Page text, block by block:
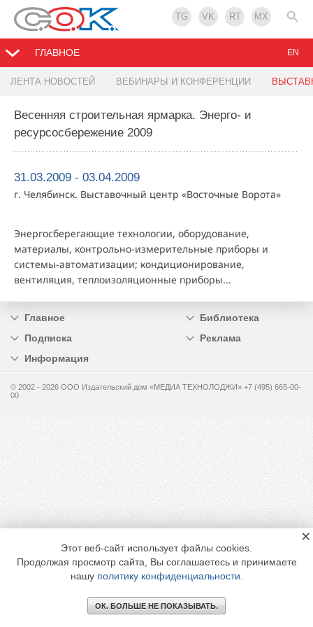
TG VK RT MX
ГЛАВНОЕ
ЛЕНТА НОВОСТЕЙ ВЕБИНАРЫ И КОНФЕРЕНЦИИ
EN
Весенняя строительная ярмарка. Энерго- и
ресурсосбережение 2009
31.03.2009 - 03.04.2009
г. Челябинск. Выставочный центр «Восточные Ворота»
Энергосберегающие технологии, оборудование,
материалы, контрольно-измерительные приборы и
системы-автоматизации; кондиционирование,
вентиляция, теплоизоляционные приборы...
Главное
Библиотека
Подписка
Реклама
Информация
© 2002 - 2026 OOO Издательский дом «МЕДИА ТЕХНОЛОДЖИ» +7 (495) 665-00-
00
Этот веб-сайт использует файлы cookies.
Продолжая просмотр сайта, Вы соглашаетесь и принимаете
нашу политику конфиденциальности
ОК. БОЛЬШЕ НЕ ПОКАЗЫВАТЬ.
×